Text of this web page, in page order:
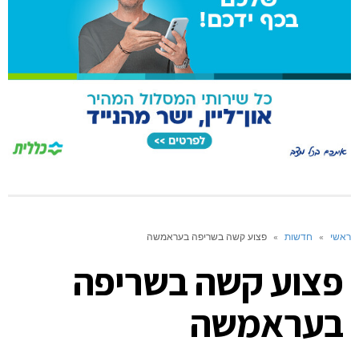
ראשי » חדשות » פצוע קשה בשריפה בעראמשה
פצוע קשה בשריפה
בעראמשה